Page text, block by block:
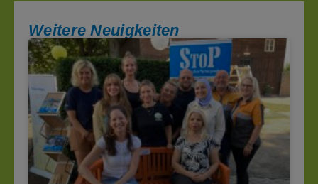
Weitere Neuigkeiten